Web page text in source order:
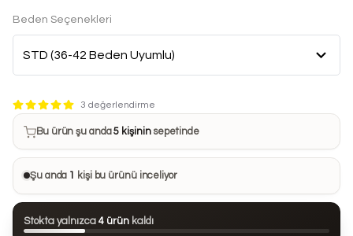
Beden Seçenekleri
3 değerlendirme
Bu ürün şu anda5 kişininsepetinde
Bu ürünü 25 kişi favorilerine ekledi
Bu ürün son 24 saatte55 kezgörüntülendi
Şu anda 1 kişi bu ürünü inceliyor
Stokta yalnızca 4 ürün kaldı